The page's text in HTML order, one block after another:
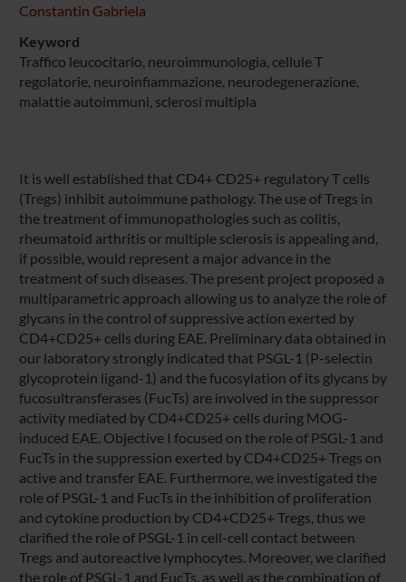
Constantin Gabriela
Keyword
Traffico leucocitario, neuroimmunologia, cellule T
regolatorie, neuroinfiammazione, neurodegenerazione,
malattie autoimmuni, sclerosi multipla
It is well established that CD4+ CD25+ regulatory T cells
(Tregs) inhibit autoimmune pathology. The use of Tregs in
the treatment of immunopathologies such as colitis,
rheumatoid arthritis or multiple sclerosis is appealing and,
if possible, would represent a major advance in the
treatment of such diseases. The present project proposed a
multiparametric approach allowing us to analyze the role of
glycans in the control of suppressive action exerted by
CD4+CD25+ cells during EAE. Preliminary data obtained in
our laboratory strongly indicated that PSGL-1 (P-selectin
glycoprotein ligand-1) and the fucosylation of its glycans by
fucosultransferases (FucTs) are involved in the suppressor
activity mediated by CD4+CD25+ cells during MOG-
induced EAE. Objective I focused on the role of PSGL-1 and
FucTs in the suppression exerted by CD4+CD25+ Tregs on
active and transfer EAE. Furthermore, we investigated the
role of PSGL-1 and FucTs in the inhibition of proliferation
and cytokine production by CD4+CD25+ Tregs, thus we
clarified the role of PSGL-1 in cell-cell contact between
Tregs and autoreactive lymphocytes. Moreover, we clarified
the role of PSGL-1 and FucTs, as well as the combination of